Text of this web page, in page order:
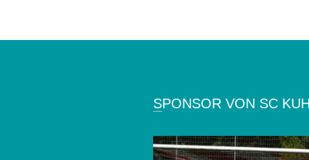
SPONSOR VON SC